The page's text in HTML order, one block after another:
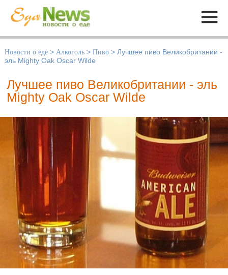
Меню
Новости о еде > Алкоголь > Пиво > Лучшее пиво Великобритании -
эль Mighty Oak Oscar Wilde
Лучшее пиво Великобритании - эль
Mighty Oak Oscar Wilde